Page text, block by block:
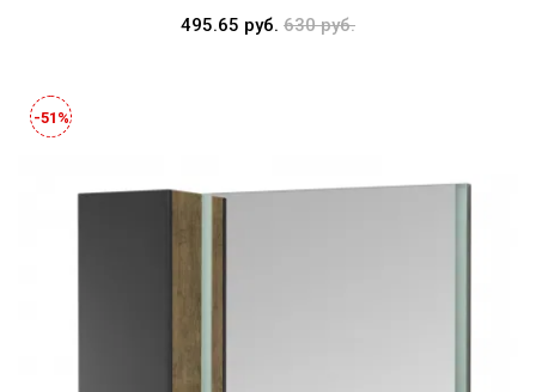
495.65 руб. 630 руб.
-51%